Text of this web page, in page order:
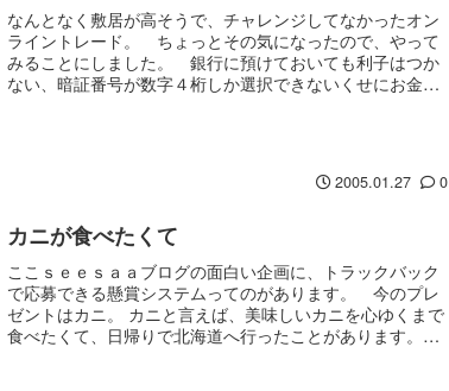
なんとなく敷居が高そうで、チャレンジしてなかったオン
ライントレード。 ちょっとその気になったので、やって
みることにしました。 銀行に預けておいても利子はつか
ない、暗証番号が数字４桁しか選択できないくせにお金を
2005.01.27 0
カニが食べたくて
ここｓｅｅｓａａブログの面白い企画に、トラックバック
で応募できる懸賞システムってのがあります。 今のプレ
ゼントはカニ。 カニと言えば、美味しいカニを心ゆくまで
食べたくて、日帰りで北海道へ行ったことがあります。